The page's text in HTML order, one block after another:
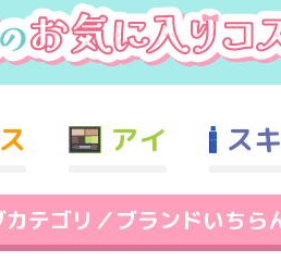
アイ ス
カテゴリ／ブランドいちら